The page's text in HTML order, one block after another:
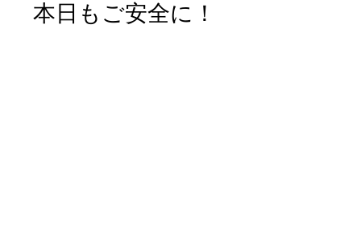
本日もご安全に！